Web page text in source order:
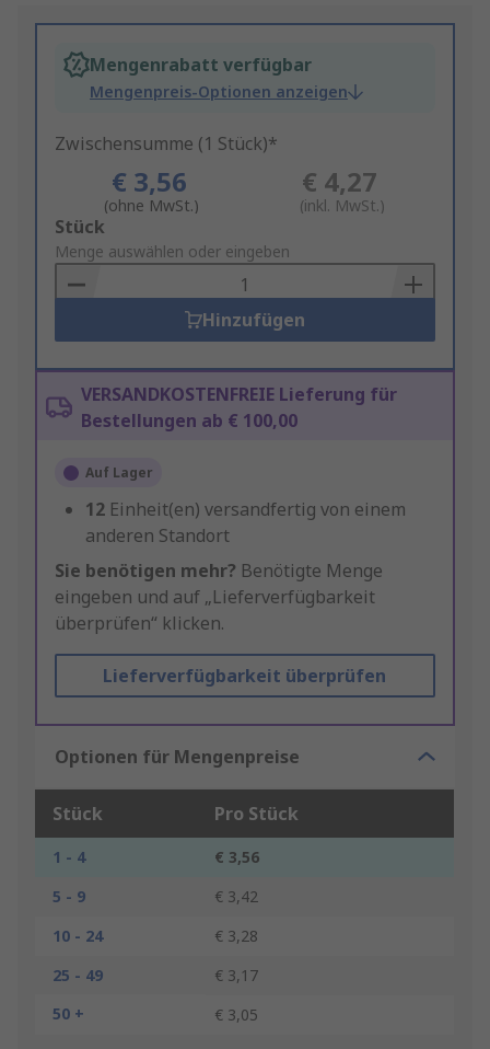
Mengenrabatt verfügbar
Mengenpreis-Optionen anzeigen
Zwischensumme (1 Stück)*
€ 3,56
(ohne MwSt.)
€ 4,27
(inkl. MwSt.)
Add
to
Basket
Stück
Menge auswählen oder eingeben
Hinzufügen
VERSANDKOSTENFREIE Lieferung für
Bestellungen ab € 100,00
Auf Lager
12 Einheit(en) versandfertig von einem
anderen Standort
Sie benötigen mehr? Benötigte Menge
eingeben und auf „Lieferverfügbarkeit
überprüfen“ klicken.
Lieferverfügbarkeit überprüfen
Optionen für Mengenpreise
Stück Pro Stück
1 - 4
€ 3,56
5 - 9
€ 3,42
10 - 24
€ 3,28
25 - 49
€ 3,17
50 +
€ 3,05